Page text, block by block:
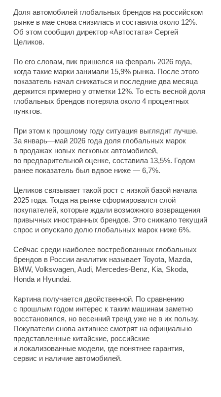
Доля автомобилей глобальных брендов на российском
рынке в мае снова снизилась и составила около 12%.
Об этом сообщил директор «Автостата» Сергей
Целиков.
По его словам, пик пришелся на февраль 2026 года,
когда такие марки занимали 15,9% рынка. После этого
показатель начал снижаться и последние два месяца
держится примерно у отметки 12%. То есть весной доля
глобальных брендов потеряла около 4 процентных
пунктов.
При этом к прошлому году ситуация выглядит лучше.
За январь—май 2026 года доля глобальных марок
в продажах новых легковых автомобилей,
по предварительной оценке, составила 13,5%. Годом
ранее показатель был вдвое ниже — 6,7%.
Целиков связывает такой рост с низкой базой начала
2025 года. Тогда на рынке сформировался слой
покупателей, которые ждали возможного возвращения
привычных иностранных брендов. Это снижало текущий
спрос и опускало долю глобальных марок ниже 6%.
Сейчас среди наиболее востребованных глобальных
брендов в России аналитик называет Toyota, Mazda,
BMW, Volkswagen, Audi, Mercedes-Benz, Kia, Skoda,
Honda и Hyundai.
Картина получается двойственной. По сравнению
с прошлым годом интерес к таким машинам заметно
восстановился, но весенний тренд уже не в их пользу.
Покупатели снова активнее смотрят на официально
представленные китайские, российские
и локализованные модели, где понятнее гарантия,
сервис и наличие автомобилей.